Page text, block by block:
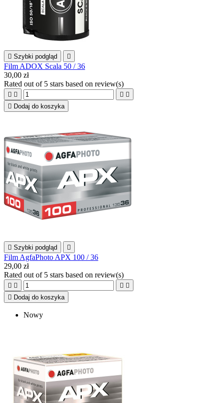
 Szybki podgląd 
Film ADOX Scala 50 / 36
30,00 zł
Rated out of 5 stars based on review(s)
   
 Dodaj do koszyka
 Szybki podgląd 
Film AgfaPhoto APX 100 / 36
29,00 zł
Rated out of 5 stars based on review(s)
   
 Dodaj do koszyka
Nowy